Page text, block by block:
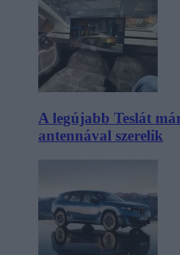
A legújabb Teslát
antennával szerelik